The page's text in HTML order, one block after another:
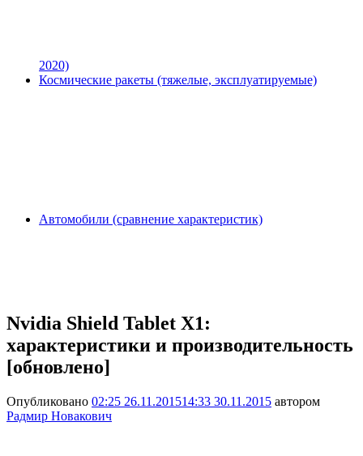
2020)
Космические ракеты (тяжелые, эксплуатируемые)
Автомобили (сравнение характеристик)
Nvidia Shield Tablet X1:
характеристики и производительность
[обновлено]
Опубликовано 02:25 26.11.201514:33 30.11.2015 автором
Радмир Новакович